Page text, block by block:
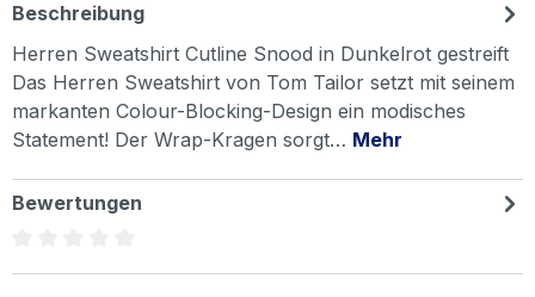
Beschreibung
Herren Sweatshirt Cutline Snood in Dunkelrot gestreift
Das Herren Sweatshirt von Tom Tailor setzt mit seinem
markanten Colour-Blocking-Design ein modisches
Statement! Der Wrap-Kragen sorgt… Mehr
Bewertungen